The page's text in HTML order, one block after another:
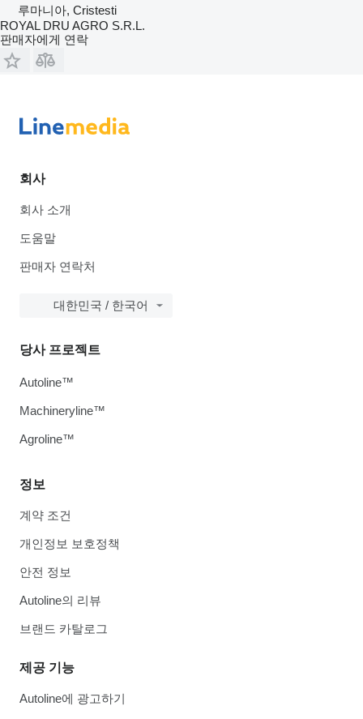
루마니아, Cristesti
ROYAL DRU AGRO S.R.L.
판매자에게 연락
회사
회사 소개
도움말
판매자 연락처
대한민국 / 한국어
정보
계약 조건
개인정보 보호정책
안전 정보
Autoline의 리뷰
브랜드 카탈로그
제공 기능
Autoline에 광고하기
당사 프로젝트
Autoline™
Machineryline™
Agroline™